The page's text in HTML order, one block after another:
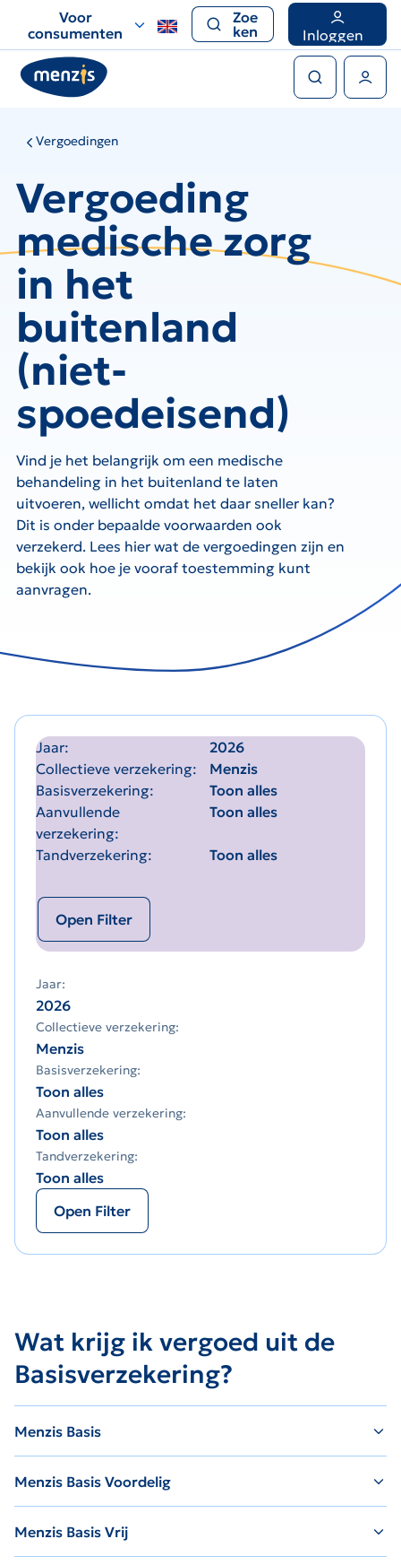
voor
snelle
navigatie
Voor
consumenten
Zoe
ken
Inloggen
Vergoedingen
Vergoeding
medische zorg
in het
buitenland
(niet-
spoedeisend)
Vind je het belangrijk om een medische
behandeling in het buitenland te laten
uitvoeren, wellicht omdat het daar sneller kan?
Dit is onder bepaalde voorwaarden ook
verzekerd. Lees hier wat de vergoedingen zijn en
bekijk ook hoe je vooraf toestemming kunt
aanvragen.
Jaar
2026
Collectieve verzekering
Menzis
Basisverzekering
Toon alles
Aanvullende
verzekering
Toon alles
Tandverzekering Toon alles
Open Filter
Jaar:
2026
Collectieve verzekering:
Menzis
Basisverzekering:
Toon alles
Aanvullende verzekering:
Toon alles
Tandverzekering:
Toon alles
Open Filter
Wat krijg ik vergoed uit de
Basisverzekering?
Menzis Basis
Menzis Basis Voordelig
Menzis Basis Vrij